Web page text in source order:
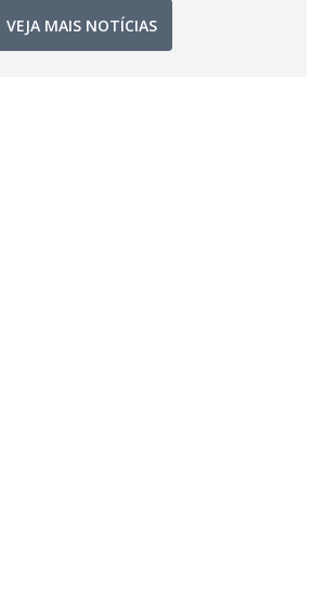
VEJA MAIS NOTÍCIAS